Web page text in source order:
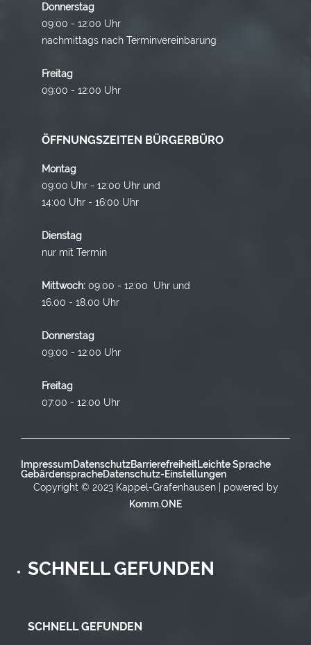
Donnerstag
09:00 - 12:00 Uhr
nachmittags nach Terminvereinbarung
Freitag
09:00 - 12:00 Uhr
ÖFFNUNGSZEITEN BÜRGERBÜRO
Montag
09:00 Uhr - 12:00 Uhr und
14:00 Uhr - 16:00 Uhr
Dienstag
nur mit Termin
Mittwoch: 09:00 - 12:00 Uhr und
16.00 - 18.00 Uhr
Donnerstag
09:00 - 12:00 Uhr
Freitag
07:00 - 12:00 Uhr
ImpressumDatenschutzBarrierefreiheitLeichte Sprache
GebärdenspracheDatenschutz-Einstellungen
Copyright © 2023 Kappel-Grafenhausen | powered by
Komm.ONE
SCHNELL GEFUNDEN
SCHNELL GEFUNDEN